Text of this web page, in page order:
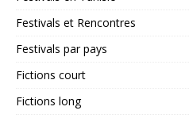
Festivals et Rencontres
Festivals par pays
Fictions court
Fictions long